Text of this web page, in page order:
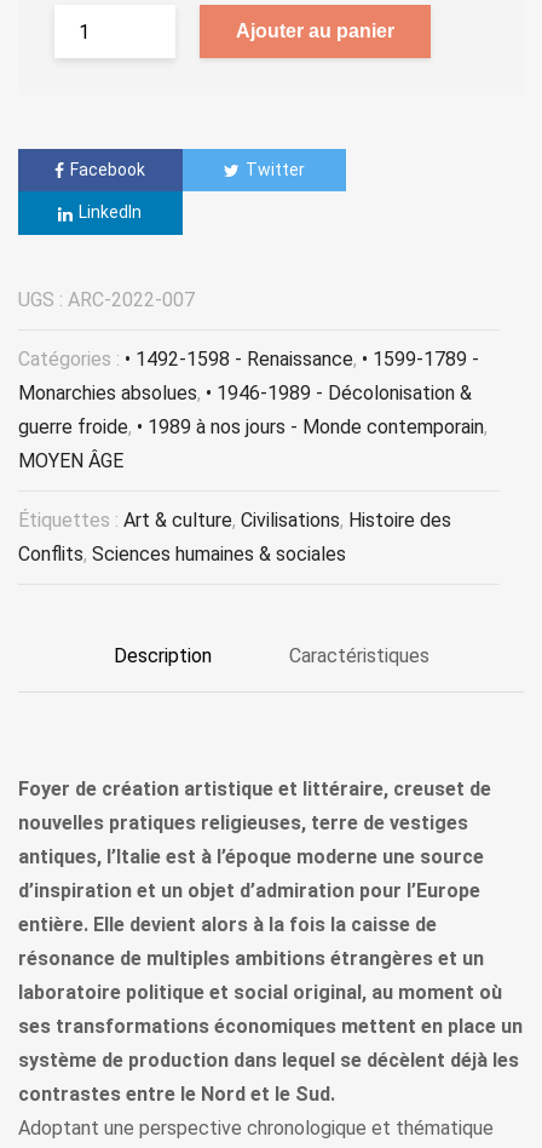
Ajouter au panier
Facebook Twitter
LinkedIn
UGS : ARC-2022-007
Catégories : • 1492-1598 - Renaissance, • 1599-1789 -
Monarchies absolues, • 1946-1989 - Décolonisation &
guerre froide, • 1989 à nos jours - Monde contemporain,
MOYEN ÂGE
Étiquettes : Art & culture, Civilisations, Histoire des
Conflits, Sciences humaines & sociales
Description Caractéristiques
Foyer de création artistique et littéraire, creuset de
nouvelles pratiques religieuses, terre de vestiges
antiques, l’Italie est à l’époque moderne une source
d’inspiration et un objet d’admiration pour l’Europe
entière. Elle devient alors à la fois la caisse de
résonance de multiples ambitions étrangères et un
laboratoire politique et social original, au moment où
ses transformations économiques mettent en place un
système de production dans lequel se décèlent déjà les
contrastes entre le Nord et le Sud.
Adoptant une perspective chronologique et thématique